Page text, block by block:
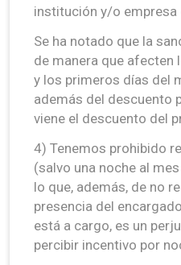
institución y/o empresa
Se ha notado que la
de manera que
y los primeros días del
además del descuento
viene el descuento del
4) Tenemos prohibido
(salvo una noche al
lo que, además, de no
presencia del
está a cargo, es un
percibir incentivo por